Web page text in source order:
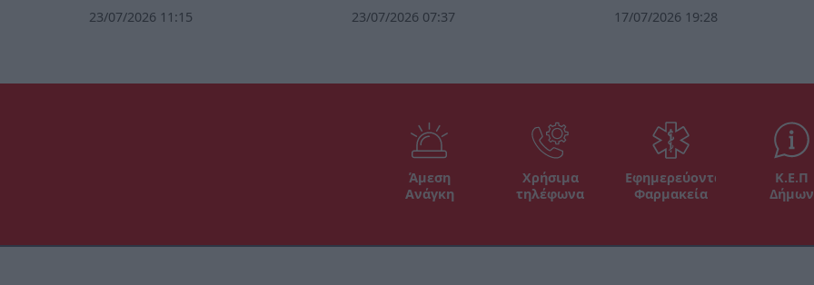
23/07/2026 11:15 23/07/2026 07:37 17/07/2026 19:28
Άμεση
Ανάγκη
Χρήσιμα
τηλέφωνα
Εφημερεύοντα
Φαρμακεία
Κ.Ε.Π
Δήμων